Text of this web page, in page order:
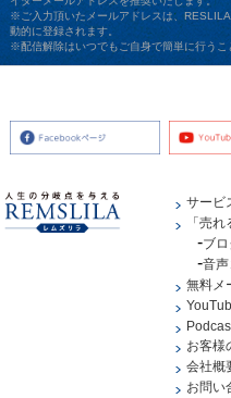
※ご入力頂いたメールアドレスは、
動的に登録されます。
※配信解除はいつでもご自身で簡単に行うこ
サービ
「売
ブ
音
無料メ
お客様
会社概
お問い